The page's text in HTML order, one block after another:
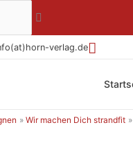
verlag.de
Wir machen Dich strandfit